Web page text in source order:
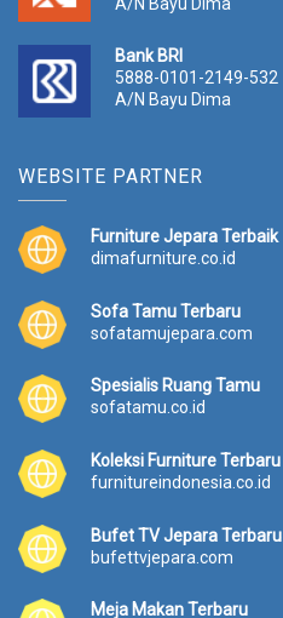
Bank BRI
5888-0101-2149-532
A/N Bayu Dima
WEBSITE PARTNER
Furniture Jepara Terbaik
dimafurniture.co.id
Sofa Tamu Terbaru
sofatamujepara.com
Spesialis Ruang Tamu
sofatamu.co.id
Koleksi Furniture Terbaru
furnitureindonesia.co.id
Bufet TV Jepara Terbaru
bufettvjepara.com
Meja Makan Terbaru